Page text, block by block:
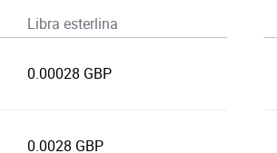
Libra esterlina
0.00028 GBP
0.0028 GBP